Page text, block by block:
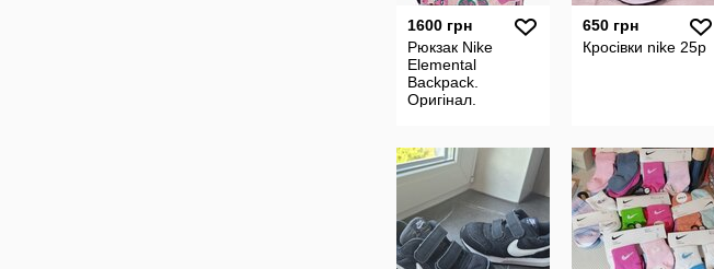
1600 грн
Рюкзак Nike
Elemental
Backpack.
Оригінал.
650 грн
Кросівки nike 25р